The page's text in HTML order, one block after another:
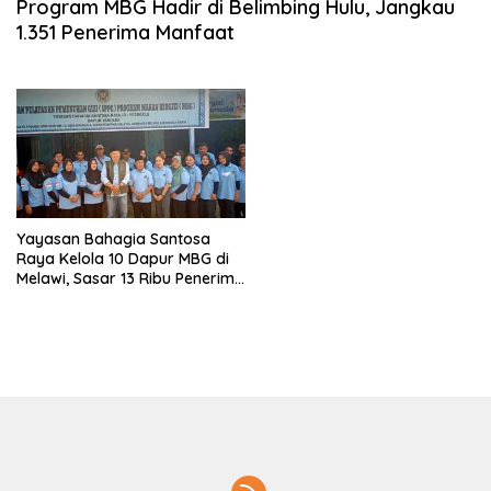
Program MBG Hadir di Belimbing Hulu, Jangkau
1.351 Penerima Manfaat
Yayasan Bahagia Santosa
Raya Kelola 10 Dapur MBG di
Melawi, Sasar 13 Ribu Penerima